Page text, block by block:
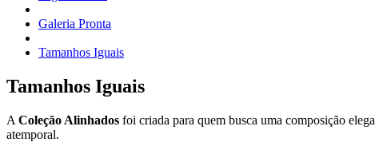
Galeria Pronta
Tamanhos Iguais
Tamanhos Iguais
A Coleção Alinhados foi criada para quem busca uma composição
atemporal.